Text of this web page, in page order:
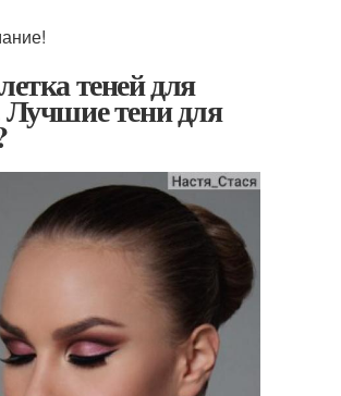
теней для
Лучшие тени для